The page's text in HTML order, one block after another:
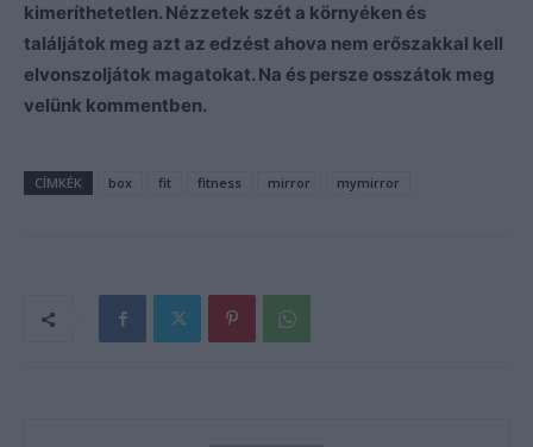
kimeríthetetlen. Nézzetek szét a környéken és
találjátok meg azt az edzést ahova nem erőszakkal kell
elvonszoljátok magatokat. Na és persze osszátok meg
velünk kommentben.
CÍMKÉK box fit fitness mirror mymirror